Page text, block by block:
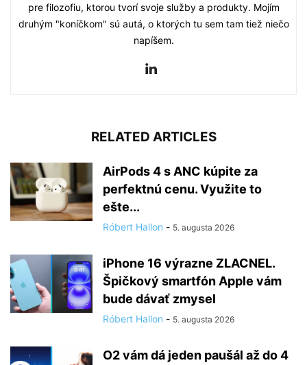
pre filozofiu, ktorou tvorí svoje služby a produkty. Mojím
druhým "koníčkom" sú autá, o ktorých tu sem tam tiež niečo
napíšem.
RELATED ARTICLES
AirPods 4 s ANC kúpite za
perfektnú cenu. Využite to
ešte...
Róbert Hallon - 5. augusta 2026
iPhone 16 výrazne ZLACNEL.
Špičkový smartfón Apple vám
bude dávať zmysel
Róbert Hallon - 5. augusta 2026
O2 vám dá jeden paušál až do 4